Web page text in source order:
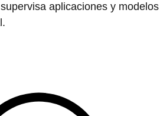
aplicaciones y modelos